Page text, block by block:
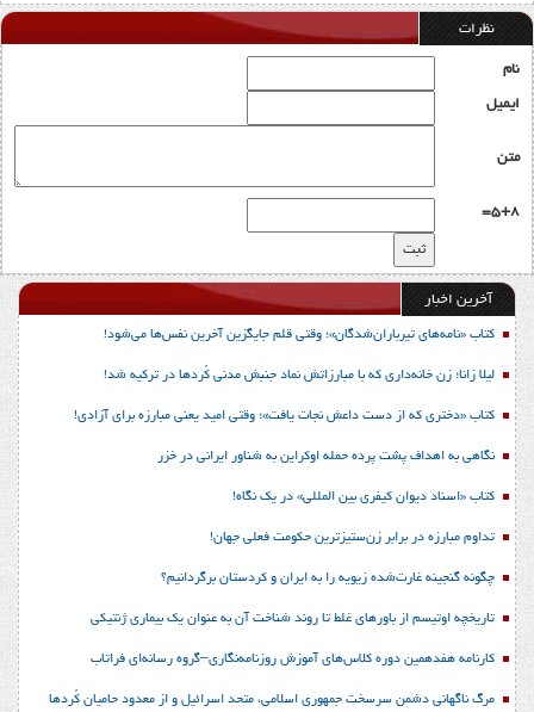
نظرات
نام
ایمیل
متن
5+8=
آخرین اخبار
کتاب «نامه‌های تیرباران‌شدگان»؛ وقتی قلم جایگزین آخرین نفس‌ها می‌شود!
لیلا زانا؛ زن خانه‌داری که با مبارزاتش نماد جنبش مدنی کُردها در ترکیه شد!
کتاب «دختری که از دست داعش نجات یافت»؛ وقتی امید یعنی مبارزه برای آزادی!
نگاهی به اهداف پشت پرده حمله اوکراین به شناور ایرانی در خزر
کتاب «اسناد دیوان کیفری بین المللی» در یک نگاه!
تداوم مبارزه در برابر زن‌ستیزترین حکومت فعلی جهان!
چگونه گنجینه غارت‌شده زیویه را به ایران و کردستان برگردانیم؟
تاریخچه اوتیسم از باورهای غلط تا روند شناخت آن به عنوان یک بیماری ژنتیکی
کارنامه هفدهمین دوره کلاس‌های آموزش روزنامه‌نگاری–گروه رسانه‌ای فراتاب
مرگ ناگهانی دشمن سرسخت جمهوری اسلامی، متحد اسرائیل و از معدود حامیان کُردها